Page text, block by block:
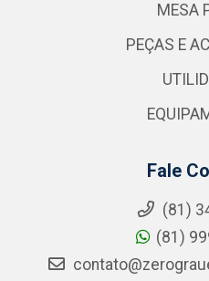
MESA
PEÇAS E
Fale
(81)
(81)